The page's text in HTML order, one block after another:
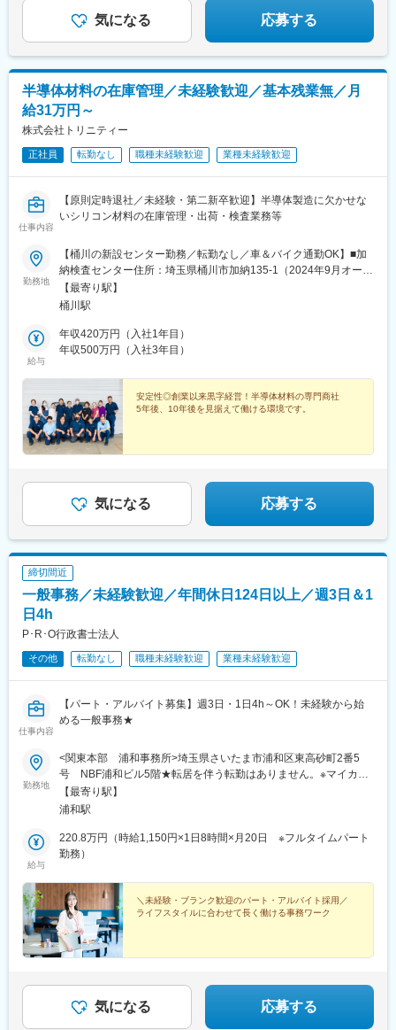
気になる 応募する
半導体材料の在庫管理／未経験歓迎／基本残業無／月
給31万円～
株式会社トリニティー
正社員 転勤なし 職種未経験歓迎 業種未経験歓迎
仕事内容
【原則定時退社／未経験・第二新卒歓迎】半導体製造に欠かせな
いシリコン材料の在庫管理・出荷・検査業務等
勤務地
【桶川の新設センター勤務／転勤なし／車＆バイク通勤OK】■加
納検査センター住所：埼玉県桶川市加納135-1（2024年9月オープ
ン）アクセス：JR高崎線『桶川駅』より徒歩28分★車通勤可（マ
イカー手当支給）★UIターン転職も歓迎です！
【最寄り駅】
桶川駅
給与
年収420万円（入社1年目）
年収500万円（入社3年目）
安定性◎創業以来黒字経営！半導体材料の専門商社
5年後、10年後を見据えて働ける環境です。
気になる 応募する
締切間近
一般事務／未経験歓迎／年間休日124日以上／週3日＆1
日4h
P･R･O行政書士法人
その他 転勤なし 職種未経験歓迎 業種未経験歓迎
仕事内容
【パート・アルバイト募集】週3日・1日4h～OK！未経験から始
める一般事務★
勤務地
<関東本部 浦和事務所>埼玉県さいたま市浦和区東高砂町2番5
号 NBF浦和ビル5階★転居を伴う転勤はありません。※マイカー
通勤は不可（公共交通機関でお越しください）
【最寄り駅】
浦和駅
給与
220.8万円（時給1,150円×1日8時間×月20日 ※フルタイムパート
勤務）
＼未経験・ブランク歓迎のパート・アルバイト採用／
ライフスタイルに合わせて長く働ける事務ワーク
気になる 応募する